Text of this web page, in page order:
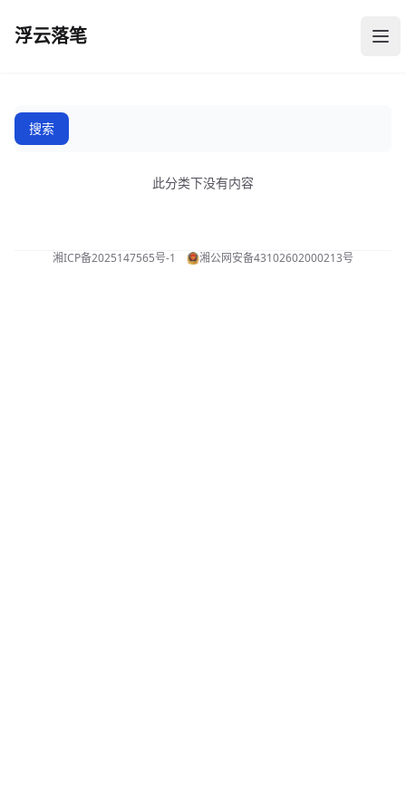
浮云落笔
浮云落笔 打
此分类下没有内容
湘ICP备2025147565号-1 湘公网安备43102602000213号